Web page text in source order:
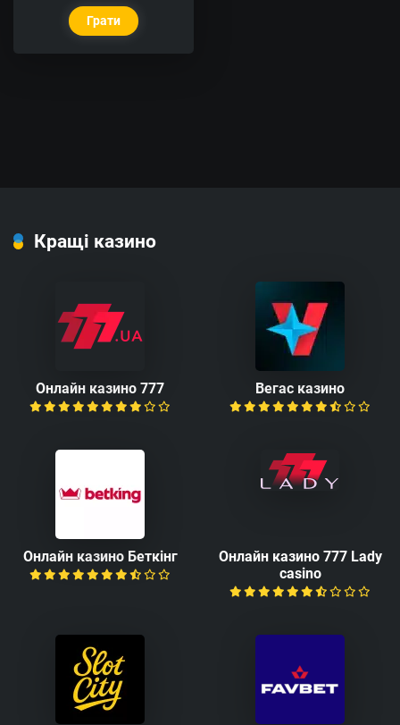
Грати
Кращі казино
Онлайн казино 777 Вегас казино
Онлайн казино Беткінг
Онлайн казино 777 Lady
casino